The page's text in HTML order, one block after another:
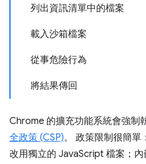
列出資訊清單中的檔案
載入沙箱檔案
從事危險行為
將結果傳回
Chrome 的擴充功能系統會強制
全政策 (CSP)。 政策限制很簡單
改用獨立的 JavaScript 檔案；